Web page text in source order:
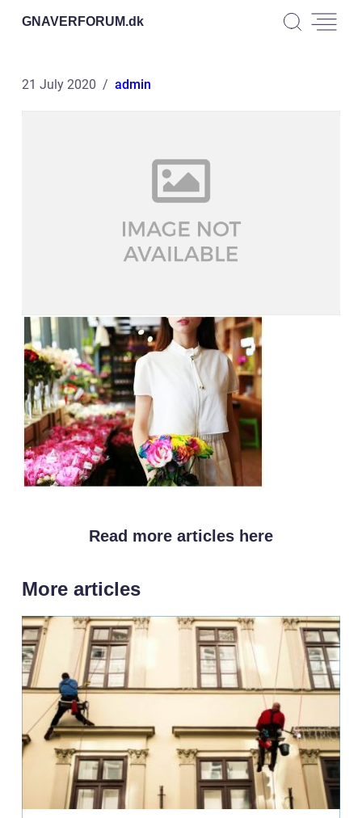
GNAVERFORUM.dk
21 July 2020 admin
Read more articles here
More articles